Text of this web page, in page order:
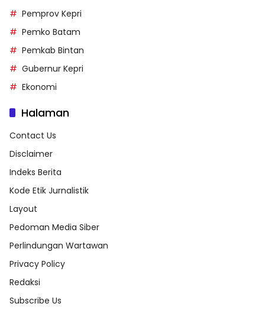
Pemprov Kepri
Pemko Batam
Pemkab Bintan
Gubernur Kepri
Ekonomi
Halaman
Contact Us
Disclaimer
Indeks Berita
Kode Etik Jurnalistik
Layout
Pedoman Media Siber
Perlindungan Wartawan
Privacy Policy
Redaksi
Subscribe Us